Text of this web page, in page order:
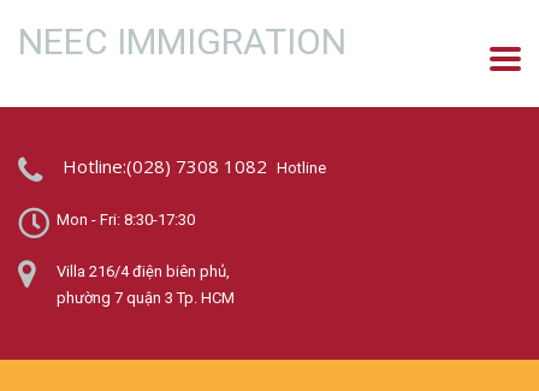
NEEC IMMIGRATION
Hotline:(028) 7308 1082 Hotline
Mon - Fri: 8:30-17:30
Villa 216/4 điện biên phủ,
phường 7 quận 3 Tp. HCM